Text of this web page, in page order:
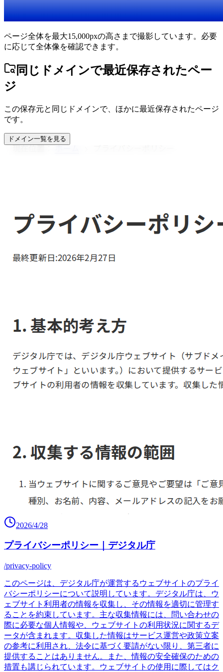
ページ全体を最大15,000pxの高さまで撮影しています。必要
に応じて全体像を確認できます。
同じドメインで最近保存されたペー
ジ
この保存元と同じドメインで、ほかに最近保存されたページ
です。
ドメイン一覧を見る
2026/4/28
プライバシーポリシー｜デジタル庁
/privacy-policy
このページは、デジタル庁が運営するウェブサイトのプライ
バシーポリシーについて説明しています。デジタル庁は、ウ
ェブサイト利用者の情報を収集し、その情報を適切に管理す
ることを約束しています。主な収集情報には、問い合わせの
際に必要な個人情報や、ウェブサイトの利用状況に関するデ
ータが含まれます。収集した情報はサービス運営や政策立案
の参考に利用され、法令に基づく要請がない限り、第三者に
提供することはありません。また、情報の安全確保のための
措置も講じられています。ウェブサイトの使用に際してはク